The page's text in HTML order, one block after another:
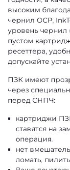
высоким
чернил OCP,
уровень чернил
пустом
ресеттера,
допускайте
ПЗК имеют
через
перед СНПЧ:
картриджи
ставятся на
операция.
нет
ломать,